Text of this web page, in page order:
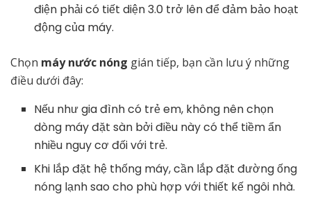
điện phải có tiết diện 3.0 trở lên để đảm bảo hoạt
động của máy.
Chọn máy nước nóng gián tiếp, bạn cần lưu ý những
điều dưới đây:
Nếu như gia đình có trẻ em, không nên chọn
dòng máy đặt sàn bởi điều này có thể tiềm ẩn
nhiều nguy cơ đối với trẻ.
Khi lắp đặt hệ thống máy, cần lắp đặt đường ống
nóng lạnh sao cho phù hợp với thiết kế ngôi nhà.